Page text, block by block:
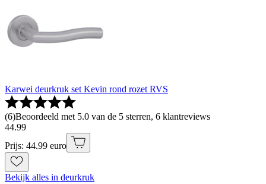
Karwei deurkruk set Kevin rond rozet RVS
(6)Beoordeeld met 5.0 van de 5 sterren, 6 klantreviews
44.99
Prijs: 44.99 euro
Bekijk alles in deurkruk